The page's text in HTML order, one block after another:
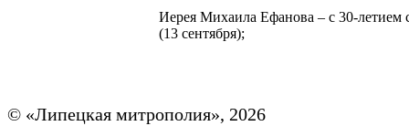
Иерея Михаила Ефанова – с 30-летием
(13 сентября);
© «Липецкая митрополия», 2026